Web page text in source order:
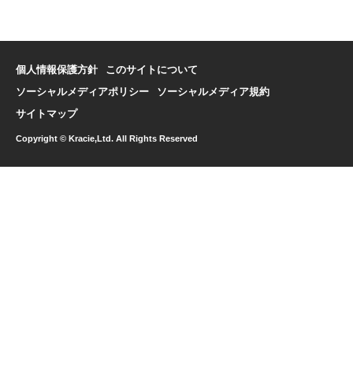
個人情報保護方針
このサイトについて
ソーシャルメディアポリシー
ソーシャルメディア規約
サイトマップ
Copyright © Kracie,Ltd. All Rights Reserved